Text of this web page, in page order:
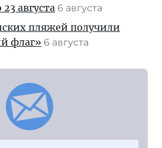
августа 6 августа
пляжей получили
флаг» 6 августа